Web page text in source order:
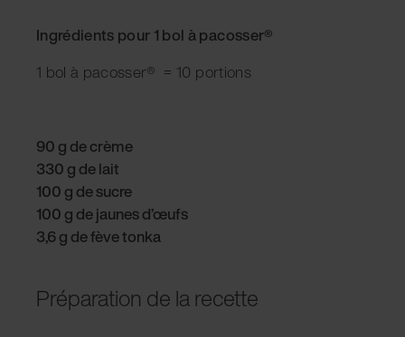
Ingrédients pour 1 bol à pacosser®
1 bol à pacosser® = 10 portions
90 g de crème
330 g de lait
100 g de sucre
100 g de jaunes d’œufs
3,6 g de fève tonka
Préparation de la recette